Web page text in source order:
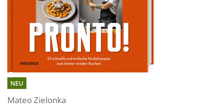
NEU
Mateo Zielonka